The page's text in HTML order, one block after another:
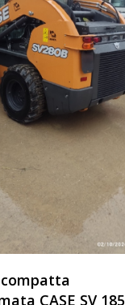
compatta
CASE SV 185